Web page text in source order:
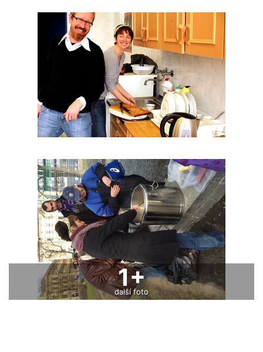
1+
další foto